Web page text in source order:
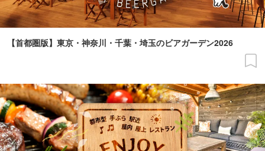
【首都圏版】東京・神奈川・千葉・埼玉のビアガーデン2026